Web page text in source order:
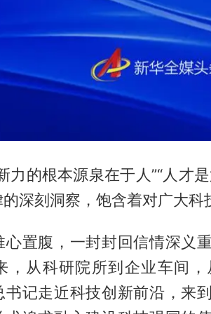
力的根本源泉在于人”“人才
深刻洞察，饱含着对广大科
心置腹，一封封回信情深义
，从科研院所到企业车间
书记走近科技创新前沿，来